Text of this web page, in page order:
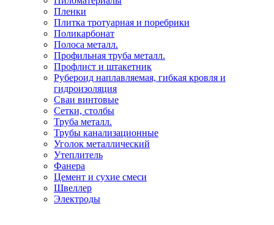
Пленки
Плитка тротуарная и поребрики
Поликарбонат
Полоса металл.
Профильная труба металл.
Профлист и штакетник
Рубероид наплавляемая, гибкая кровля и
гидроизоляция
Сваи винтовые
Сетки, столбы
Труба металл.
Трубы канализационные
Уголок металлический
Утеплитель
Фанера
Цемент и сухие смеси
Швеллер
Электроды